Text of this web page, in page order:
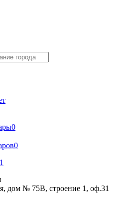
0
0
дом № 75В, строение 1, оф.31